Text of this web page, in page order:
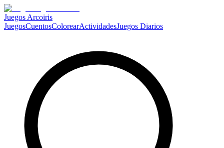
Juegos Arcoiris
JuegosCuentosColorearActividadesJuegos Diarios